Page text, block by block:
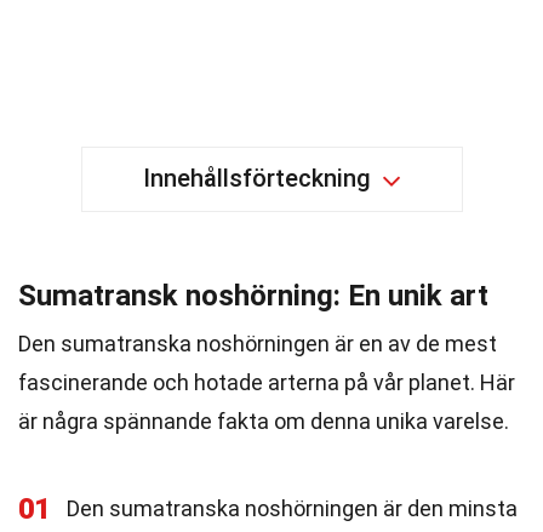
Innehållsförteckning
Sumatransk noshörning: En unik art
Den sumatranska noshörningen är en av de mest
fascinerande och hotade arterna på vår planet. Här
är några spännande fakta om denna unika varelse.
01
Den sumatranska noshörningen är den minsta